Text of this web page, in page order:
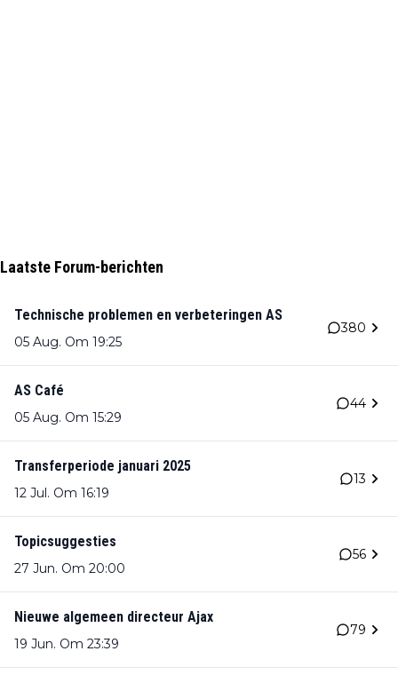
Laatste Forum-berichten
Technische problemen en verbeteringen AS
05 Aug. Om 19:25
380
AS Café
05 Aug. Om 15:29
44
Transferperiode januari 2025
12 Jul. Om 16:19
13
Topicsuggesties
27 Jun. Om 20:00
56
Nieuwe algemeen directeur Ajax
19 Jun. Om 23:39
79